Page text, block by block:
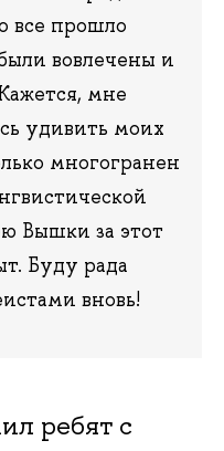
все прошло
вовлечены и
мне
удивить моих
многогранен
Вышки за этот
Буду рада
вновь!
ребят с